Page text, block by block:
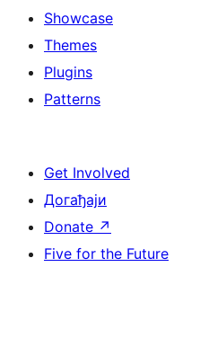
Showcase
Themes
Plugins
Patterns
Get Involved
Догађаји
Donate ↗
Five for the Future